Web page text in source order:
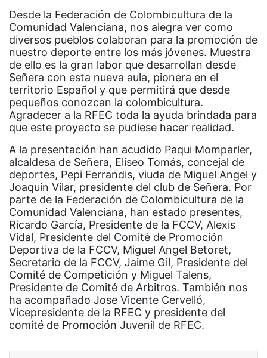
Desde la Federación de Colombicultura de la
Comunidad Valenciana, nos alegra ver como
diversos pueblos colaboran para la promoción de
nuestro deporte entre los más jóvenes. Muestra
de ello es la gran labor que desarrollan desde
Señera con esta nueva aula, pionera en el
territorio Español y que permitirá que desde
pequeños conozcan la colombicultura.
Agradecer a la RFEC toda la ayuda brindada para
que este proyecto se pudiese hacer realidad.
A la presentación han acudido Paqui Momparler,
alcaldesa de Señera, Eliseo Tomás, concejal de
deportes, Pepi Ferrandis, viuda de Miguel Angel y
Joaquin Vilar, presidente del club de Señera. Por
parte de la Federación de Colombicultura de la
Comunidad Valenciana, han estado presentes,
Ricardo García, Presidente de la FCCV, Alexis
Vidal, Presidente del Comité de Promoción
Deportiva de la FCCV, Miguel Angel Betoret,
Secretario de la FCCV, Jaime Gil, Presidente del
Comité de Competición y Miguel Talens,
Presidente de Comité de Arbitros. También nos
ha acompañado Jose Vicente Cervelló,
Vicepresidente de la RFEC y presidente del
comité de Promoción Juvenil de RFEC.